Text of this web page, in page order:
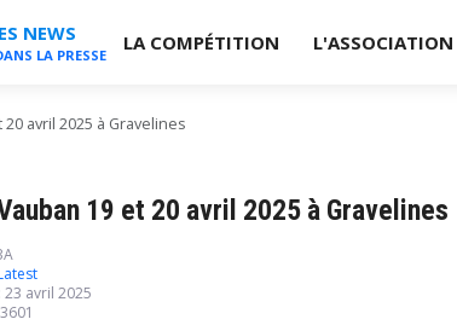
NEWS
LA PRESSE
LA COMPÉTITION L'ASSOCIATION
avril 2025 à Gravelines
19 et 20 avril 2025 à Gravelines
avril 2025